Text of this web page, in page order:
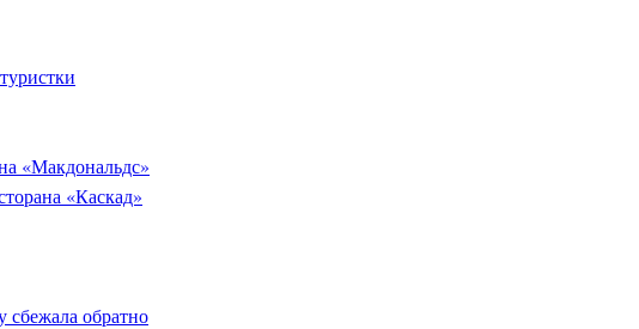
«Макдональдс»
«Каскад»
сбежала обратно